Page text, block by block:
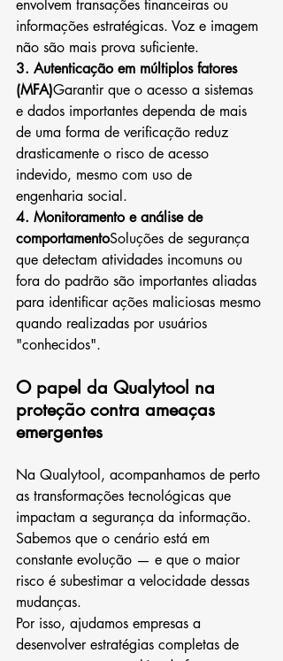
envolvem transações financeiras ou
informações estratégicas. Voz e imagem
não são mais prova suficiente.
3. Autenticação em múltiplos fatores
(MFA)Garantir que o acesso a sistemas
e dados importantes dependa de mais
de uma forma de verificação reduz
drasticamente o risco de acesso
indevido, mesmo com uso de
engenharia social.
4. Monitoramento e análise de
comportamentoSoluções de segurança
que detectam atividades incomuns ou
fora do padrão são importantes aliadas
para identificar ações maliciosas mesmo
quando realizadas por usuários
"conhecidos".
O papel da Qualytool na
proteção contra ameaças
emergentes
Na Qualytool, acompanhamos de perto
as transformações tecnológicas que
impactam a segurança da informação.
Sabemos que o cenário está em
constante evolução — e que o maior
risco é subestimar a velocidade dessas
mudanças.
Por isso, ajudamos empresas a
desenvolver estratégias completas de